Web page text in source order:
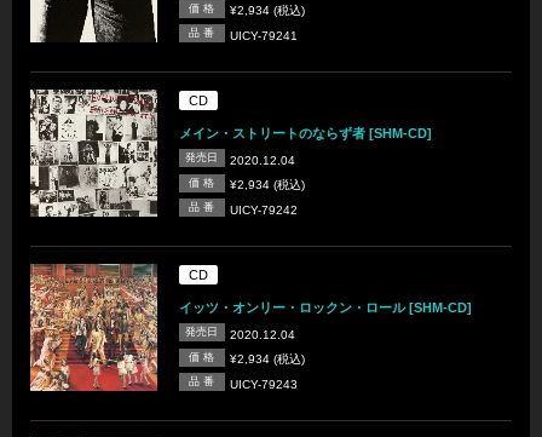
価 格 ¥2,934 (税込)
品 番 UICY-79241
CD
メイン・ストリートのならず者 [SHM-CD]
発売日 2020.12.04
価 格 ¥2,934 (税込)
品 番 UICY-79242
CD
イッツ・オンリー・ロックン・ロール [SHM-CD]
発売日 2020.12.04
価 格 ¥2,934 (税込)
品 番 UICY-79243